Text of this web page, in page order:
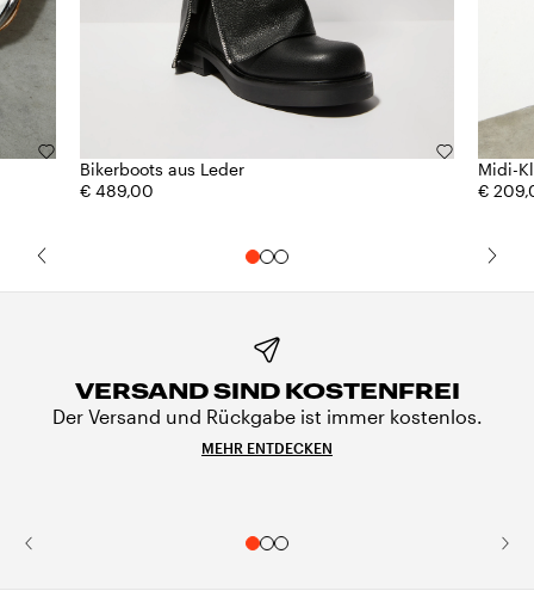
Bikerboots aus Leder
€ 489,00
Midi-
€
VERSAND SIND KOSTENFREI
Der Versand und Rückgabe ist immer kostenlos.
MEHR ENTDECKEN